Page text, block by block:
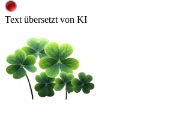
Text übersetzt von KI